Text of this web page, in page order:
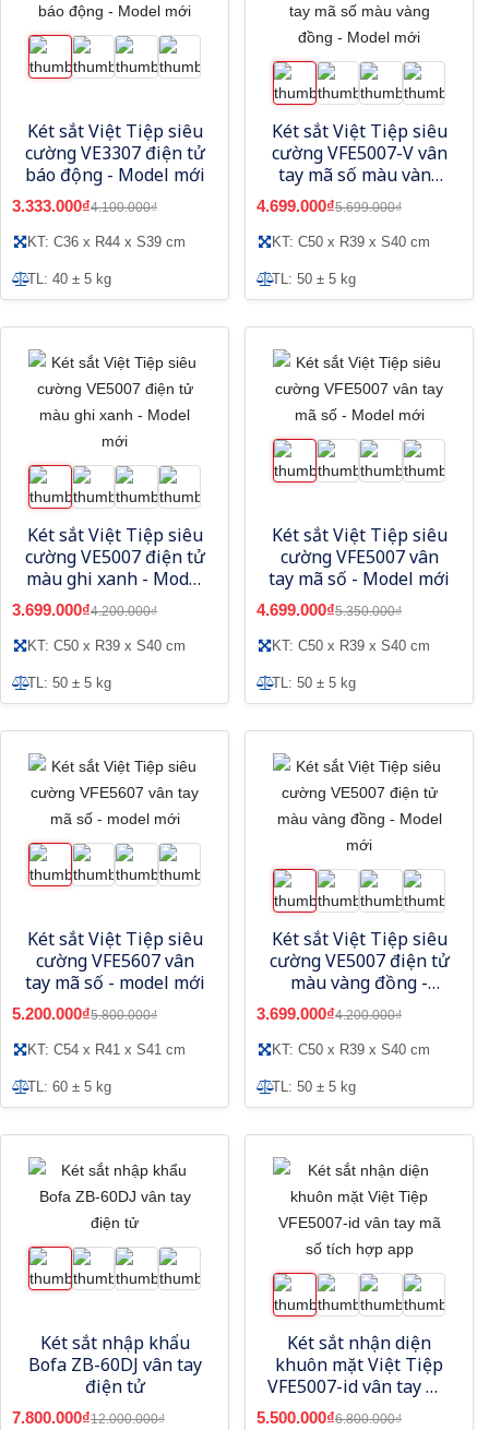
Két sắt Việt Tiệp siêu
cường VE3307 điện tử
báo động - Model mới
3.333.000₫4.100.000₫
KT: C36 x R44 x S39 cm
TL: 40 ± 5 kg
Két sắt Việt Tiệp siêu
cường VFE5007-V vân
tay mã số màu vàng
đồng - Model mới
4.699.000₫5.699.000₫
KT: C50 x R39 x S40 cm
TL: 50 ± 5 kg
Két sắt Việt Tiệp siêu
cường VE5007 điện tử
màu ghi xanh - Model
mới
3.699.000₫4.200.000₫
KT: C50 x R39 x S40 cm
TL: 50 ± 5 kg
Két sắt Việt Tiệp siêu
cường VFE5007 vân
tay mã số - Model mới
4.699.000₫5.350.000₫
KT: C50 x R39 x S40 cm
TL: 50 ± 5 kg
Két sắt Việt Tiệp siêu
cường VFE5607 vân
tay mã số - model mới
5.200.000₫5.800.000₫
KT: C54 x R41 x S41 cm
TL: 60 ± 5 kg
Két sắt Việt Tiệp siêu
cường VE5007 điện tử
màu vàng đồng -
Model mới
3.699.000₫4.200.000₫
KT: C50 x R39 x S40 cm
TL: 50 ± 5 kg
Két sắt nhập khẩu
Bofa ZB-60DJ vân tay
điện tử
7.800.000₫12.000.000₫
Két sắt nhận diện
khuôn mặt Việt Tiệp
VFE5007-id vân tay mã
số tích hợp app
5.500.000₫6.800.000₫